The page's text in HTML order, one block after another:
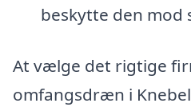
beskytte den mod
At vælge det rigtige
omfangsdræn i